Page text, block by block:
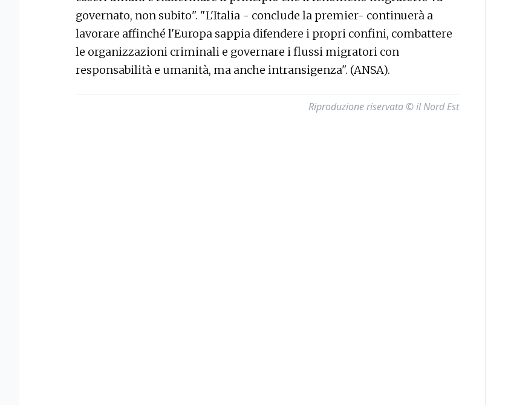
governato, non subito". "L'Italia - conclude la premier- continuerà a
lavorare affinché l'Europa sappia difendere i propri confini, combattere
le organizzazioni criminali e governare i flussi migratori con
responsabilità e umanità, ma anche intransigenza". (ANSA).
Riproduzione riservata © il Nord Est